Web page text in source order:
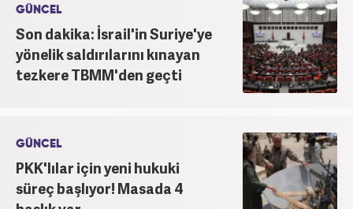
GÜNCEL
Son dakika: İsrail'in Suriye'ye
yönelik saldırılarını kınayan
tezkere TBMM'den geçti
GÜNCEL
PKK'lılar için yeni hukuki
süreç başlıyor! Masada 4